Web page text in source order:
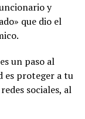
y
que dio el
un paso al
es proteger a tu
sociales, al